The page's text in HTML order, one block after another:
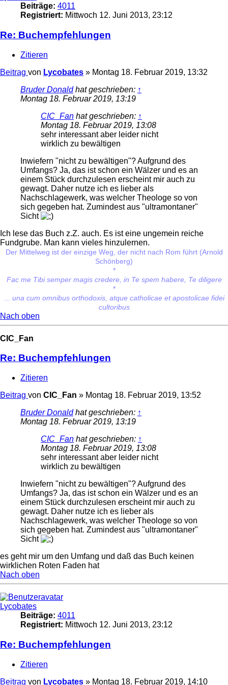
Beiträge: 4011
Registriert: Mittwoch 12. Juni 2013, 23:12
Re: Buchempfehlungen
Zitieren
Beitrag von Lycobates » Montag 18. Februar 2019, 13:32
Bruder Donaldhat geschrieben: ↑
Montag 18. Februar 2019, 13:19
CIC_Fan hat geschrieben: ↑
Montag 18. Februar 2019, 13:08
sehr interessant aber leider nicht
wirklich zu bewältigen
Inwiefern "nicht zu bewältigen"? Aufgrund des
Umfangs? Ja, das ist schon ein Wälzer und es an
einem Stück durchzulesen erscheint mir auch zu
gewagt. Daher nutze ich es lieber als
Nachschlagewerk, was welcher Theologe so von
sich gegeben hat. Zumindest aus "ultramontaner"
Sicht
Ich lese das Buch z.Z. auch. Es ist eine ungemein reiche
Fundgrube. Man kann vieles hinzulernen.
Der Mittelweg ist der einzige Weg, der nicht nach Rom führt (Arnold
Schönberg)
*
Fac me Tibi semper magis credere, in Te spem habere, Te diligere
*
una cum omnibus orthodoxis, atque catholicae et apostolicae fidei
cultoribus
Nach oben
CIC_Fan
Re: Buchempfehlungen
Zitieren
Beitrag von CIC_Fan » Montag 18. Februar 2019, 13:52
Bruder Donaldhat geschrieben: ↑
Montag 18. Februar 2019, 13:19
CIC_Fan hat geschrieben: ↑
Montag 18. Februar 2019, 13:08
sehr interessant aber leider nicht
wirklich zu bewältigen
Inwiefern "nicht zu bewältigen"? Aufgrund des
Umfangs? Ja, das ist schon ein Wälzer und es an
einem Stück durchzulesen erscheint mir auch zu
gewagt. Daher nutze ich es lieber als
Nachschlagewerk, was welcher Theologe so von
sich gegeben hat. Zumindest aus "ultramontaner"
Sicht
es geht mir um den Umfang und daß das Buch keinen
wirklichen Roten Faden hat
Nach oben
Lycobates
Beiträge: 4011
Registriert: Mittwoch 12. Juni 2013, 23:12
Re: Buchempfehlungen
Zitieren
Beitrag von Lycobates » Montag 18. Februar 2019, 14:10